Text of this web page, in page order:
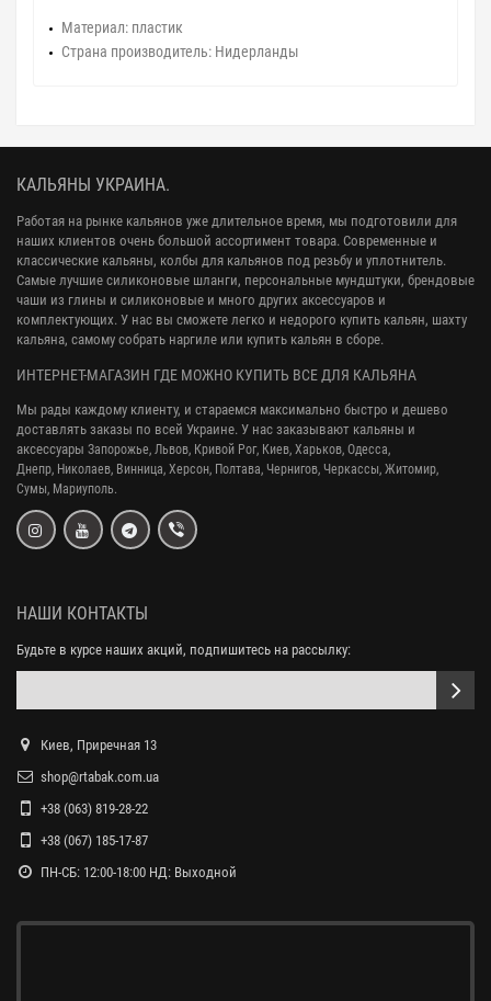
Материал: пластик
Страна производитель: Нидерланды
КАЛЬЯНЫ УКРАИНА.
Работая на рынке кальянов уже длительное время, мы подготовили для
наших клиентов очень большой ассортимент товара. Современные и
классические кальяны, колбы для кальянов под резьбу и уплотнитель.
Самые лучшие силиконовые шланги, персональные мундштуки, брендовые
чаши из глины и силиконовые и много других аксессуаров и
комплектующих. У нас вы сможете легко и недорого купить кальян, шахту
кальяна, самому собрать наргиле или купить кальян в сборе.
ИНТЕРНЕТ-МАГАЗИН ГДЕ МОЖНО КУПИТЬ ВСЕ ДЛЯ КАЛЬЯНА
Мы рады каждому клиенту, и стараемся максимально быстро и дешево
доставлять заказы по всей Украине. У нас заказывают кальяны и
аксессуары Запорожье, Львов, Кривой Рог, Киев, Харьков, Одесса,
Днепр, Николаев, Винница, Херсон, Полтава, Чернигов, Черкассы, Житомир,
Сумы, Мариуполь.
НАШИ КОНТАКТЫ
Будьте в курсе наших акций, подпишитесь на рассылку:
Киев, Приречная 13
shop@rtabak.com.ua
+38 (063) 819-28-22
+38 (067) 185-17-87
ПН-СБ: 12:00-18:00 НД: Выходной